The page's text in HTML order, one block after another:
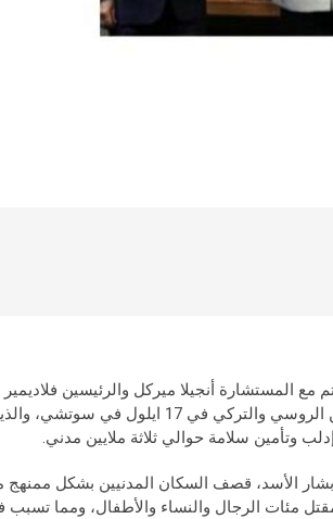
الأول لعام 2018 في إسطنبول، أيدتم مع المستشارة أنجيلا ميركل والرئيسين
ورجب طيب أردوغان، دعم التسوية التي تم التفاوض بشأنها بين الرئيسين الروسي والتركي في 17 ايلول في
وتأمين سلامة حوالي ثلاثة ملايين مدني.
بشار الأسد، قصف السكان المدنيين بشكل ممنهج
مئات الرجال والنساء والأطفال، ومما تسبب